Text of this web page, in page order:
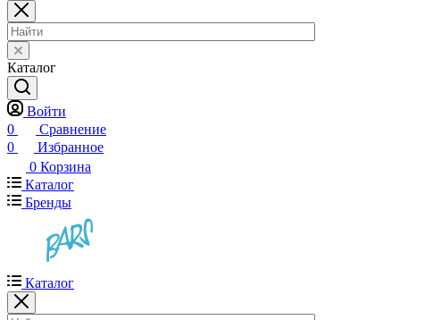
Каталог
Войти
0
Сравнение
0
Избранное
0 Корзина
Каталог
Бренды
Каталог